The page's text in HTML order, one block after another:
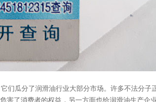
瓜分了润滑油行业大部分市场。许多不法分子
害了消费者的权益，另一方面也给润滑油生产企